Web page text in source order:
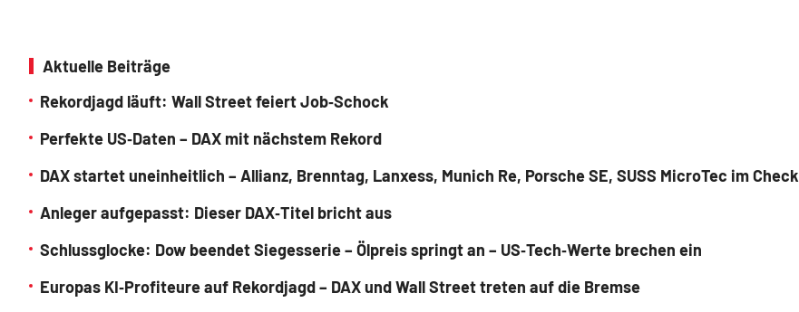
Aktuelle Beiträge
Rekordjagd läuft: Wall Street feiert Job‑Schock
Perfekte US‑Daten – DAX mit nächstem Rekord
DAX startet uneinheitlich – Allianz, Brenntag, Lanxess, Munich Re, Porsche SE, SUSS MicroTec im Check
Anleger aufgepasst: Dieser DAX‑Titel bricht aus
Schlussglocke: Dow beendet Siegesserie – Ölpreis springt an – US‑Tech‑Werte brechen ein
Europas KI‑Profiteure auf Rekordjagd – DAX und Wall Street treten auf die Bremse